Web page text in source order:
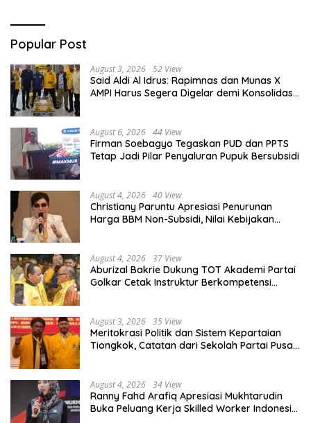
Popular Post
August 3, 2026 52 View
Said Aldi Al Idrus: Rapimnas dan Munas X
AMPI Harus Segera Digelar demi Konsolidasi
August 6, 2026 44 View
Firman Soebagyo Tegaskan PUD dan PPTS
Tetap Jadi Pilar Penyaluran Pupuk Bersubsidi
August 4, 2026 40 View
Christiany Paruntu Apresiasi Penurunan
Harga BBM Non-Subsidi, Nilai Kebijakan
August 4, 2026 37 View
Aburizal Bakrie Dukung TOT Akademi Partai
Golkar Cetak Instruktur Berkompetensi
August 3, 2026 35 View
Meritokrasi Politik dan Sistem Kepartaian
Tiongkok, Catatan dari Sekolah Partai Pusat
August 4, 2026 34 View
Ranny Fahd Arafiq Apresiasi Mukhtarudin
Buka Peluang Kerja Skilled Worker Indonesia